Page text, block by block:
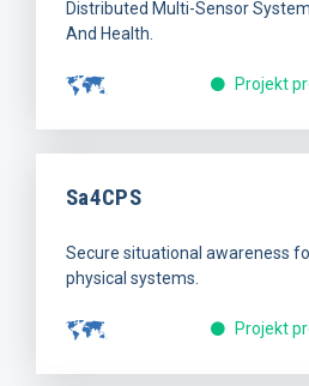
Distributed Multi-Sensor
And Health.
Projekt
Sa4CPS
Secure situational awareness
physical systems.
Projekt